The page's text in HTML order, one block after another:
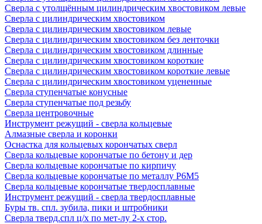
Сверла с утолщённым цилиндрическим хвостовиком левые
Сверла с цилиндрическим хвостовиком
Сверла с цилиндрическим хвостовиком левые
Сверла с цилиндрическим хвостовиком без ленточки
Сверла с цилиндрическим хвостовиком длинные
Сверла с цилиндрическим хвостовиком короткие
Сверла с цилиндрическим хвостовиком короткие левые
Сверла с цилиндрическим хвостовиком уцененные
Сверла ступенчатые конусные
Сверла ступенчатые под резьбу
Сверла центровочные
Инструмент режущий - сверла кольцевые
Алмазные сверла и коронки
Оснастка для кольцевых корончатых сверл
Сверла кольцевые корончатые по бетону и дер
Сверла кольцевые корончатые по кирпичу
Сверла кольцевые корончатые по металлу Р6М5
Сверла кольцевые корончатые твердосплавные
Инструмент режущий - сверла твердосплавные
Буры тв. спл. зубила, пики и штробники
Сверла тверд.спл ц/х по мет-лу 2-х стор.